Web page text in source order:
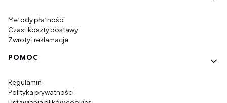
Metody płatności
Czas i koszty dostawy
Zwroty i reklamacje
POMOC
Regulamin
Polityka prywatności